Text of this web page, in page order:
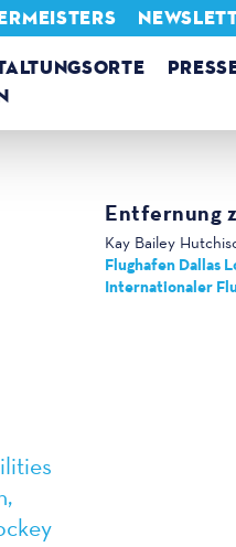
Entfernung
Kay Bailey
Flughafen Dallas
Internationaler